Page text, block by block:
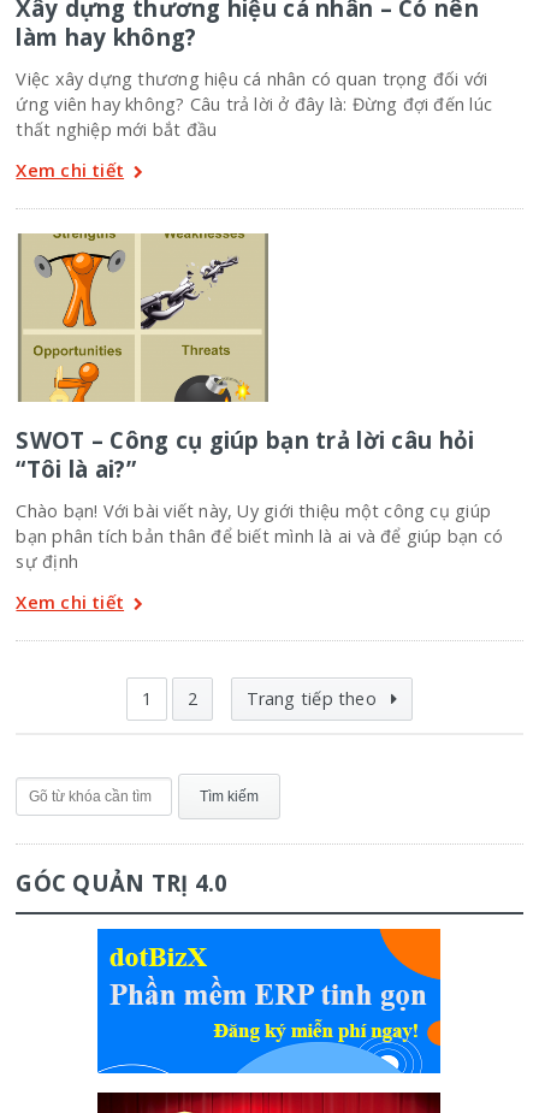
Xây dựng thương hiệu cá nhân – Có nên
làm hay không?
Việc xây dựng thương hiệu cá nhân có quan trọng đối với
ứng viên hay không? Câu trả lời ở đây là: Đừng đợi đến lúc
thất nghiệp mới bắt đầu
Xem chi tiết
SWOT – Công cụ giúp bạn trả lời câu hỏi
“Tôi là ai?”
Chào bạn! Với bài viết này, Uy giới thiệu một công cụ giúp
bạn phân tích bản thân để biết mình là ai và để giúp bạn có
sự định
Xem chi tiết
1 2 Trang tiếp theo
GÓC QUẢN TRỊ 4.0